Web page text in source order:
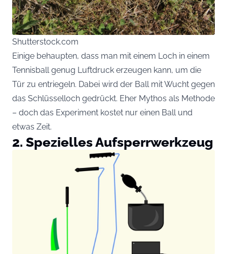
Shutterstock.com
Einige behaupten, dass man mit einem Loch in einem
Tennisball genug Luftdruck erzeugen kann, um die
Tür zu entriegeln. Dabei wird der Ball mit Wucht gegen
das Schlüsselloch gedrückt. Eher Mythos als Methode
– doch das Experiment kostet nur einen Ball und
etwas Zeit.
2. Spezielles Aufsperrwerkzeug